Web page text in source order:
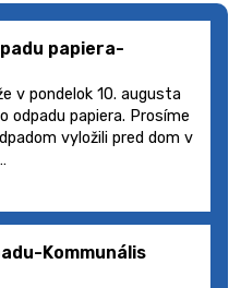
papiera-
v pondelok 10. augusta
odpadu papiera. Prosíme
vyložili pred dom v
Kommunális